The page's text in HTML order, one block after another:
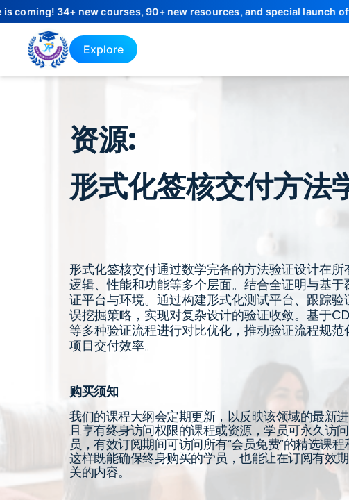
34+ new courses, 90+ new resources, and special launch offers
Explore
资源:
形式化签核交付方法
形式化签核交付通过数学完备的方法验证设计在
逻辑、性能和功能等多个层面。结合全证明与基
证平台与环境。通过构建形式化测试平台、跟踪
误挖掘策略，实现对复杂设计的验证收敛。基于
等多种验证流程进行对比优化，推动验证流程规
项目交付效率。
购买须知
我们的课程大纲会定期更新，以反映该领域的最新
且享有终身访问权限的课程或资源，学员可永久访
员，有效订阅期间可访问所有“会员免费”的精选课程
这样既能确保终身购买的学员，也能让在订阅有效
关的内容。